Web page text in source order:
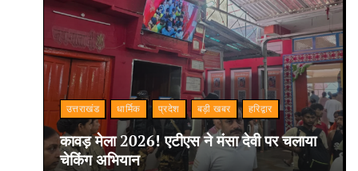
उत्तराखंड धार्मिक प्रदेश बड़ी खबर हरिद्वार
कावड़ मेला 2026! एटीएस ने मंसा देवी पर चलाया
चेकिंग अभियान